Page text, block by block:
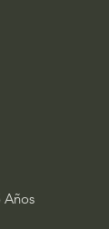
Años